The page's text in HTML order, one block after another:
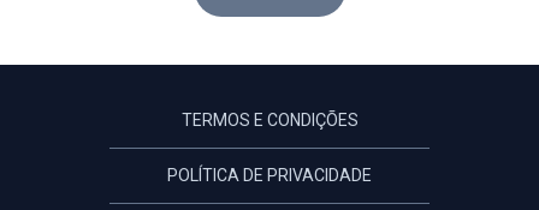
TERMOS E CONDIÇÕES
POLÍTICA DE PRIVACIDADE